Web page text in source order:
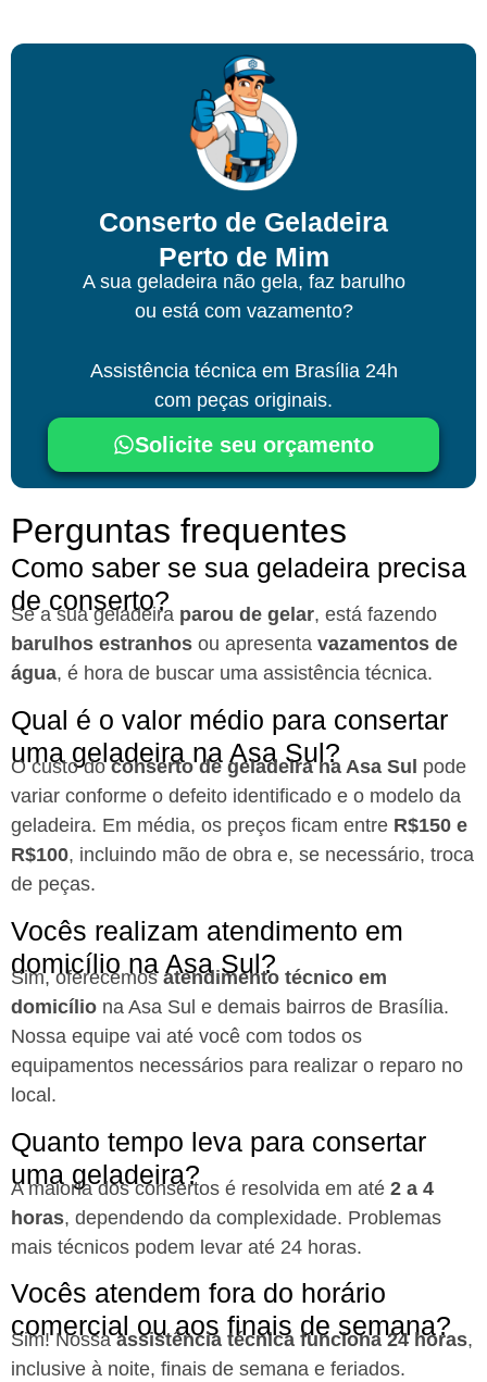
Conserto de Geladeira
Perto de Mim
A sua geladeira não gela, faz barulho
ou está com vazamento?
Assistência técnica em Brasília24h
com peças originais.
Solicite seu orçamento
Perguntas frequentes
Como saber se sua geladeira precisa
de conserto?
Se a sua geladeira parou de gelar, está fazendo
barulhos estranhos ou apresenta vazamentos de
água, é hora de buscar uma assistência técnica.
Qual é o valor médio para consertar
uma geladeira na Asa Sul?
O custo doconserto de geladeira na Asa Sul pode
variar conforme o defeito identificado e o modelo da
geladeira. Em média, os preços ficam entre R$150 e
R$100, incluindo mão de obra e, se necessário, troca
de peças.
Vocês realizam atendimento em
domicílio na Asa Sul?
Sim, oferecemos atendimento técnico em
domicílio na Asa Sul e demais bairros de Brasília.
Nossa equipe vai até você com todos os
equipamentos necessários para realizar o reparo no
local.
Quanto tempo leva para consertar
uma geladeira?
A maioria dos consertos é resolvida em até 2 a 4
horas, dependendo da complexidade. Problemas
mais técnicos podem levar até 24 horas.
Vocês atendem fora do horário
comercial ou aos finais de semana?
Sim! Nossaassistência técnica funciona 24 horas,
inclusive à noite, finais de semana e feriados.